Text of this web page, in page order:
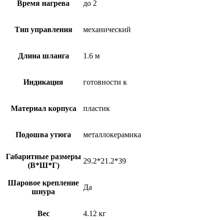
Время нагрева до 2
Тип управления механический
Длина шланга 1.6 м
Индикация готовности к
Материал корпуса пластик
Подошва утюга металлокерамика
Габаритные размеры
(В*Ш*Г)
29.2*21.2*39
Шаровое крепление
шнура
Да
Вес 4.12 кг